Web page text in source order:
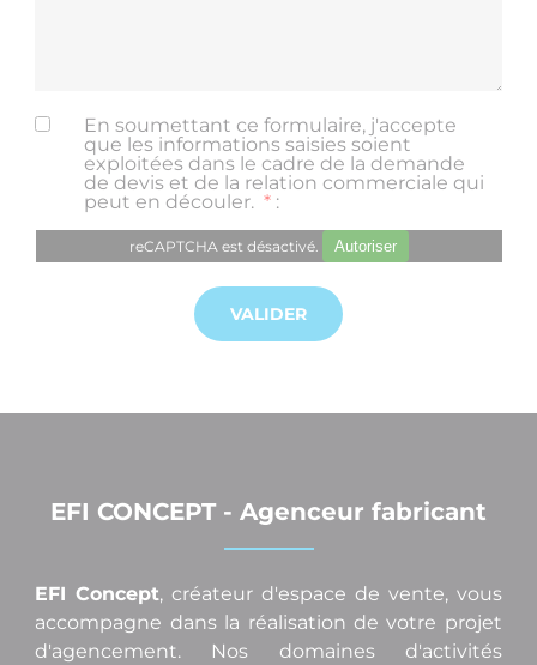
En soumettant ce formulaire, j'accepte
que les informations saisies soient
exploitées dans le cadre de la demande
de devis et de la relation commerciale qui
peut en découler. *:
reCAPTCHA est désactivé. Autoriser
EFI CONCEPT - Agenceur fabricant
EFI Concept, créateur d'espace de vente, vous
accompagne dans la réalisation de votre projet
d'agencement. Nos domaines d'activités